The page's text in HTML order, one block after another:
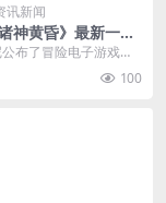
讯新闻
神黄昏》最新一期
：家族的羁绊
布了冒险电子游戏
黄昏》的最新一期的
的羁绊”...
100